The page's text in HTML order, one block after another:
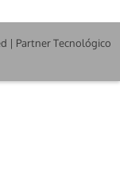
| Partner Tecnológico